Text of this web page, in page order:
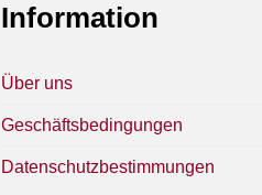
Information
Über uns
Geschäftsbedingungen
Datenschutzbestimmungen